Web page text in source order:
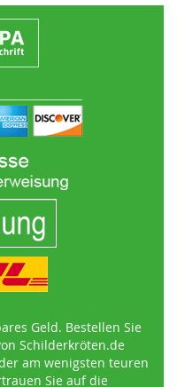
Geld. Bestellen Sie
Schilderkröten.de
am wenigsten teuren
Sie auf die